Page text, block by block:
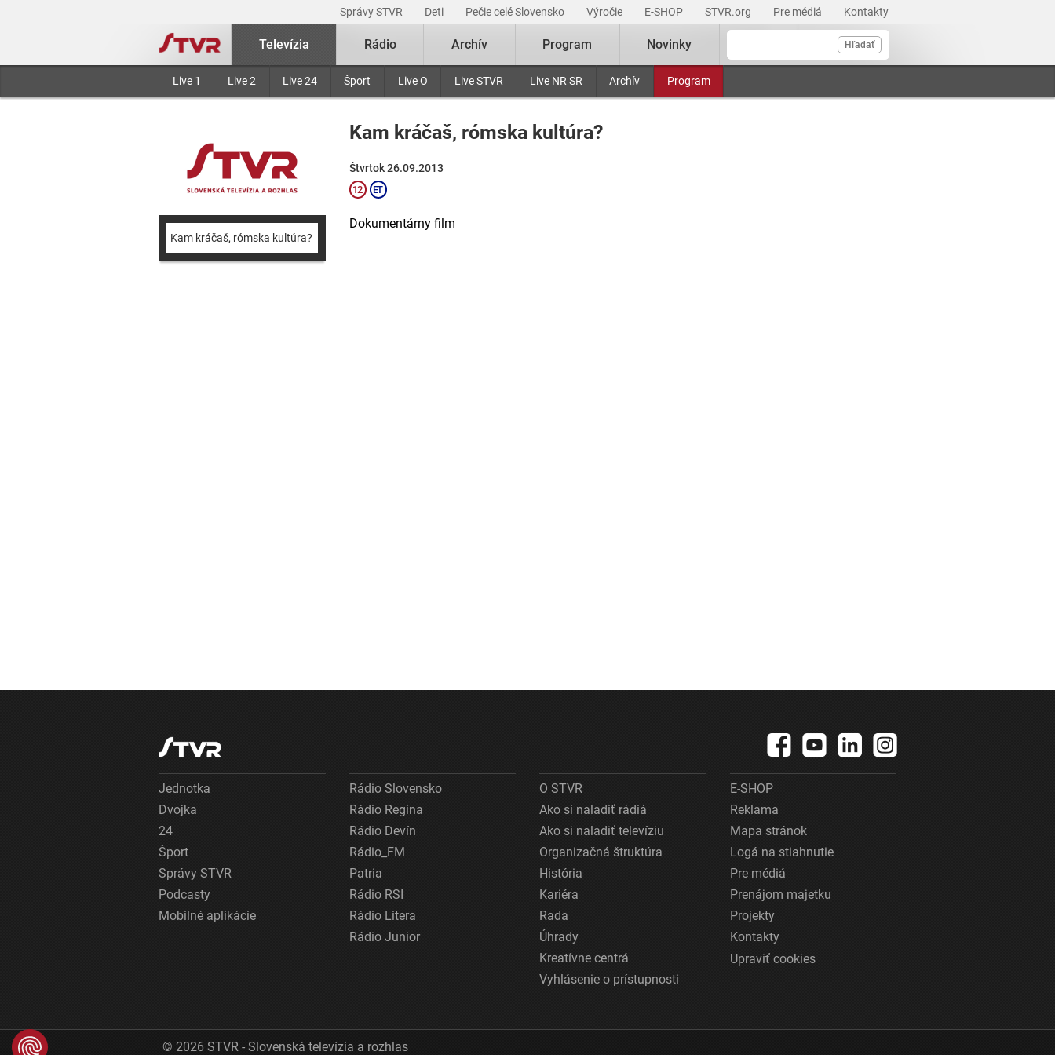
Správy STVR Deti Pečie celé Slovensko Výročie E-SHOP STVR.org Pre médiá Kontakty
Hľadať
Televízia
Live 1 Live 2 Live 24 Šport Live O Live STVR Live NR SR Archív Program
Rádio Archív Program Novinky
Kam kráčaš, rómska kultúra?
Kam kráčaš, rómska kultúra?
Štvrtok 26.09.2013
Dokumentárny film
Jednotka
Dvojka
24
Šport
Správy STVR
Podcasty
Mobilné aplikácie
Rádio Slovensko
Rádio Regina
Rádio Devín
Rádio_FM
Patria
Rádio RSI
Rádio Litera
Rádio Junior
O STVR
Ako si naladiť rádiá
Ako si naladiť televíziu
Organizačná štruktúra
História
Kariéra
Rada
Úhrady
Kreatívne centrá
Vyhlásenie o prístupnosti
E-SHOP
Reklama
Mapa stránok
Logá na stiahnutie
Pre médiá
Prenájom majetku
Projekty
Kontakty
Upraviť cookies
© 2026 STVR - Slovenská televízia a rozhlas